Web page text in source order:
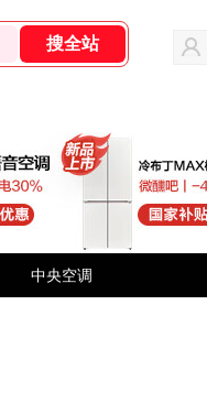
中央空调